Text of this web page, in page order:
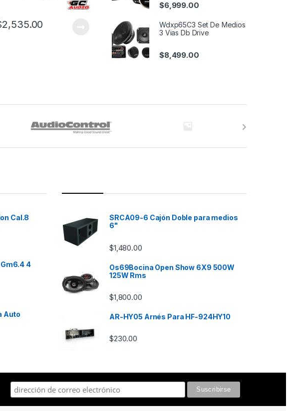
2,535.00
$6,999.00
Wdxp65C3 Set De Medios
3 Vias Db Drive
$8,499.00
Cal.8
4
Auto
SRCA09-6 Cajón Doble para medios
6"
$1,480.00
Os69Bocina Open Show 6X9 500W
125W Rms
$1,800.00
AR-HY05 Arnés Para HF-924HY10
$230.00